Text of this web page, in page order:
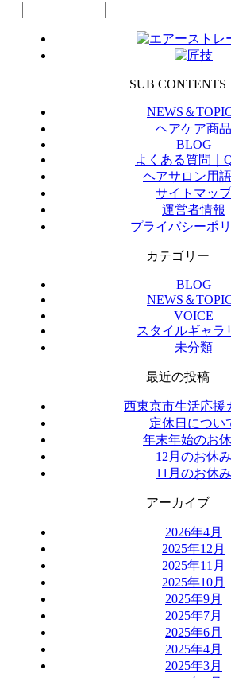
SUB CONTENTS
NEWS＆
ヘアケア商品
BLOG
よくある質問｜
ヘアサロン用
サイトマップ
運営者情報
プライバシーポ
カテゴリー
BLOG
NEWS＆
VOICE
スタイルギャラ
未分類
最近の投稿
西東京市生活応援
定休日につい
年末年始のお
12月のお休み
11月のお休み
アーカイブ
2026年4月
2025年12月
2025年11月
2025年10月
2025年9月
2025年7月
2025年6月
2025年4月
2025年3月